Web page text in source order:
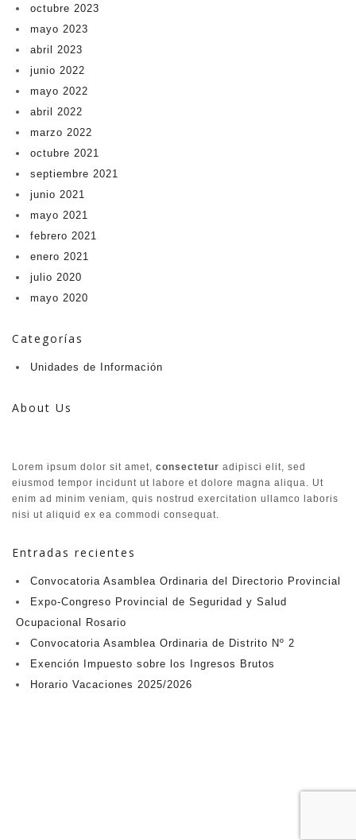
octubre 2023
mayo 2023
abril 2023
junio 2022
mayo 2022
abril 2022
marzo 2022
octubre 2021
septiembre 2021
junio 2021
mayo 2021
febrero 2021
enero 2021
julio 2020
mayo 2020
Categorías
Unidades de Información​
About Us
Lorem ipsum dolor sit amet, consectetur adipisci elit, sed
eiusmod tempor incidunt ut labore et dolore magna aliqua. Ut
enim ad minim veniam, quis nostrud exercitation ullamco laboris
nisi ut aliquid ex ea commodi consequat.
Entradas recientes
Convocatoria Asamblea Ordinaria del Directorio Provincial
Expo-Congreso Provincial de Seguridad y Salud
Ocupacional Rosario
Convocatoria Asamblea Ordinaria de Distrito Nº 2
Exención Impuesto sobre los Ingresos Brutos
Horario Vacaciones 2025/2026